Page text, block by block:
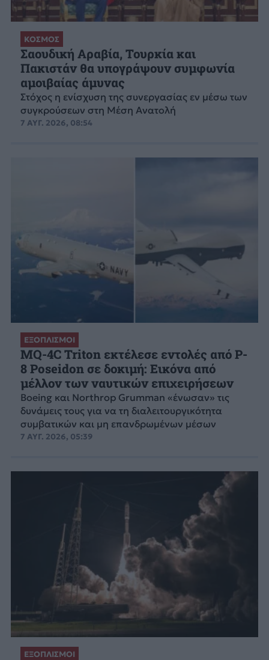
ΚΟΣΜΟΣ
Σαουδική Αραβία, Τουρκία και
Πακιστάν θα υπογράψουν συμφωνία
αμοιβαίας άμυνας
Στόχος η ενίσχυση της συνεργασίας εν μέσω των
συγκρούσεων στη Μέση Ανατολή
7 ΑΥΓ. 2026, 08:54
ΕΞΟΠΛΙΣΜΟΙ
MQ-4C Triton εκτέλεσε εντολές από P-
8 Poseidon σε δοκιμή: Εικόνα από
μέλλον των ναυτικών επιχειρήσεων
Boeing και Northrop Grumman «ένωσαν» τις
δυνάμεις τους για να τη διαλειτουργικότητα
συμβατικών και μη επανδρωμένων μέσων
7 ΑΥΓ. 2026, 05:39
ΕΞΟΠΛΙΣΜΟΙ